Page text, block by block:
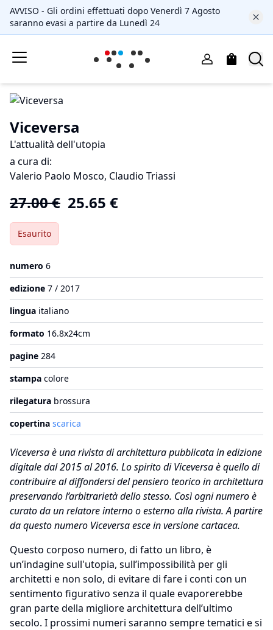
AVVISO - Gli ordini effettuati dopo Venerdì 7 Agosto
saranno evasi a partire da Lunedì 24
Viceversa
L'attualità dell'utopia
a cura di:
Valerio Paolo Mosco, Claudio Triassi
27.00€ 25.65 €
Esaurito
numero 6
edizione 7 / 2017
lingua italiano
formato 16.8x24cm
pagine 284
stampa colore
rilegatura brossura
copertina scarica
Viceversa è una rivista di architettura pubblicata in edizione
digitale dal 2015 al 2016. Lo spirito di Viceversa è quello di
contribuire al diffondersi del pensiero teorico in architettura
preservando l’arbitrarietà dello stesso. Così ogni numero è
curato da un relatore interno o esterno alla rivista. A partire
da questo numero Viceversa esce in versione cartacea.
Questo corposo numero, di fatto un libro, è
un’indagine sull'utopia, sull’impossibilità per gli
architetti e non solo, di evitare di fare i conti con un
sentimento figurativo senza il quale evaporerebbe
gran parte della migliore architettura dell’ultimo
secolo. I prossimi numeri saranno sempre tematici e si